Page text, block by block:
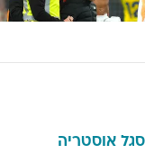
סגל אוסטריה